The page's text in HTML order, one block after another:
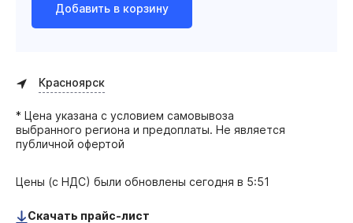
Добавить в корзину
Красноярск
* Цена указана с условием самовывоза
выбранного региона и предоплаты. Не является
публичной офертой
Цены (с НДС) были обновлены сегодня в 5:51
Скачать прайс-лист